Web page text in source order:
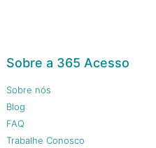
Sobre a 365 Acesso
Sobre nós
Blog
FAQ
Trabalhe Conosco